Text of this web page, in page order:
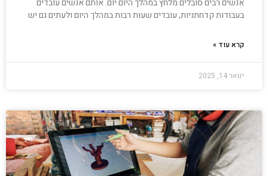
בעבודות קדחתניות, עובדים שעות רבות במהלך היום ולעתים גם יש
קרא עוד »
ינואר 14, 2025